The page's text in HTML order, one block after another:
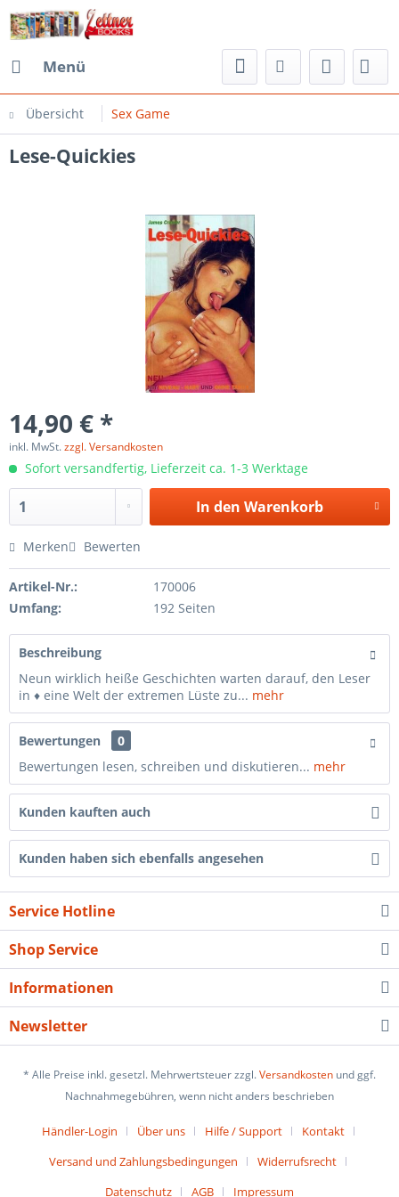
Menü
Übersicht Sex Game
Lese-Quickies
14,90 € *
inkl. MwSt.zzgl. Versandkosten
Sofort versandfertig, Lieferzeit ca. 1-3 Werktage
In den Warenkorb
Merken Bewerten
Artikel-Nr.:
170006
Umfang:
192 Seiten
Beschreibung
Neun wirklich heiße Geschichten warten darauf, den Leser
in ♦ eine Welt der extremen Lüste zu... mehr
Bewertungen
0
Bewertungen lesen, schreiben und diskutieren... mehr
Kunden kauften auch
Kunden haben sich ebenfalls angesehen
Service Hotline
Shop Service
Informationen
Newsletter
* Alle Preise inkl. gesetzl. Mehrwertsteuer zzgl.Versandkosten und ggf.
Nachnahmegebühren, wenn nicht anders beschrieben
Händler-Login Über uns Hilfe / Support
Kontakt
Versand und Zahlungsbedingungen
Widerrufsrecht
Datenschutz
AGB Impressum